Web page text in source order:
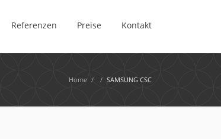
Referenzen Preise Kontakt
Home / / SAMSUNG CSC